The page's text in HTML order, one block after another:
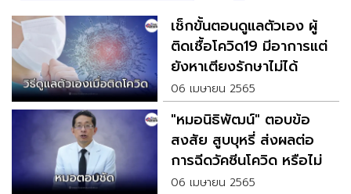
เช็กขั้นตอนดูแลตัวเอง ผู้
ติดเชื้อโควิด19 มีอาการแต่
ยังหาเตียงรักษาไม่ได้
06 เมษายน 2565
"หมอนิธิพัฒน์" ตอบข้อ
สงสัย สูบบุหรี่ ส่งผลต่อ
การฉีดวัคซีนโควิด หรือไม่
06 เมษายน 2565